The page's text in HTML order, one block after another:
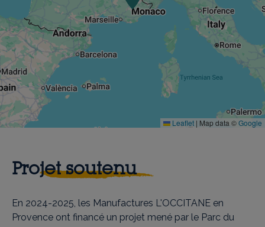
Leaflet | Map data ©Google
Projet soutenu
En 2024-2025, les Manufactures L'OCCITANE en
Provence ont financé un projet mené par le Parc du